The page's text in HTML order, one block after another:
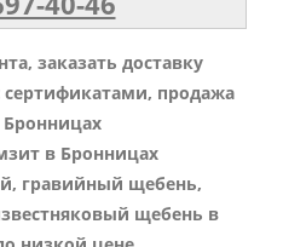
заказать доставку
сертификатами, продажа
Бронницах
в Бронницах
гравийный щебень,
щебень в